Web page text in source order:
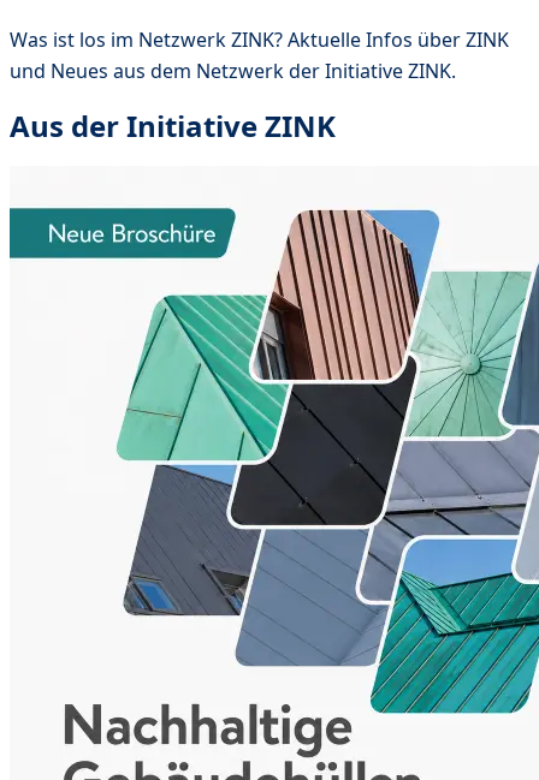
Was ist los im Netzwerk ZINK? Aktuelle Infos über ZINK
und Neues aus dem Netzwerk der Initiative ZINK.
Aus der Initiative ZINK